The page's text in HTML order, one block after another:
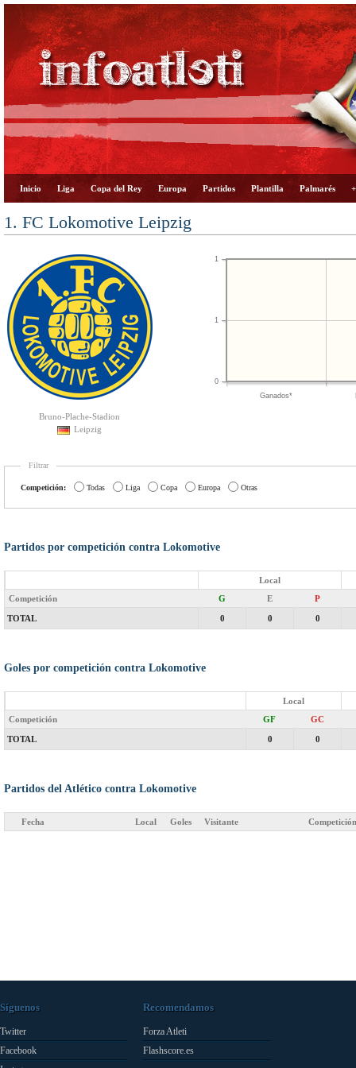
Inicio Liga Copa del Rey Europa Partidos Plantilla Palmarés
1. FC Lokomotive Leipzig
Bruno-Plache-Stadion
Leipzig
Ganados*
0
1
1
Filtrar
Competición: Todas Liga Copa Europa Otras
Partidos por competición contra Lokomotive
Local
Competición
G E P
TOTAL 0 0 0
Goles por competición contra Lokomotive
Local
Competición
GF GC
TOTAL 0 0
Partidos del Atlético contra Lokomotive
Fecha Local Goles Visitante Competición
Síguenos
Twitter
Facebook
Recomendamos
Forza Atleti
Flashscore.es